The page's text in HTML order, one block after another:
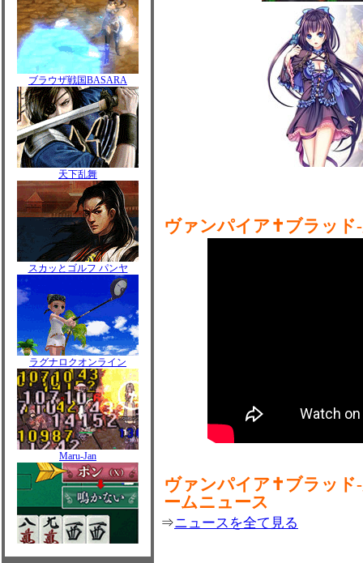
ブラウザ戦国BASARA
天下乱舞
スカッとゴルフ パンヤ
ラグナロクオンライン
Maru-Jan
ヴァンパイア✝ブラッド
ヴァンパイア✝ブラッド
ームニュース
⇒ニュースを全て見る